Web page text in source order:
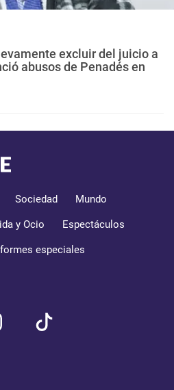
excluir del juicio a
abusos de Penadés en
Sociedad Mundo
y Ocio Espectáculos
especiales